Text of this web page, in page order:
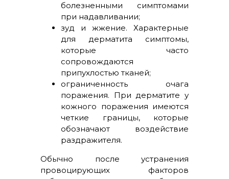
болезненными симптомами
при надавливании;
зуд и жжение. Характерные
для дерматита симптомы,
которые часто
сопровождаются
припухлостью тканей;
ограниченность очага
поражения. При дерматите у
кожного поражения имеются
четкие границы, которые
обозначают воздействие
раздражителя.
Обычно после устранения
провоцирующих факторов